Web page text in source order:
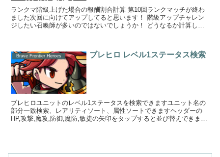
ランクマ階級上げた場合の報酬割合計算 第10回ランクマッチが終わ
ました次回に向けてアップしてると思います！ 階級アップチャレン
ジしたい召喚師が多いのではないでしょうか！ どうなるか計算しま
Brave Frontier Heroes ブレヒロ レベル1ステータス検索
ブレヒロユニットのレベル1ステータスを検索できますユニット名の
部分一致検索、レアリティソート、属性ソートできますヘッダーの
HP,攻撃,魔攻,防御,魔防,敏捷の矢印をタップすると並び替えできます